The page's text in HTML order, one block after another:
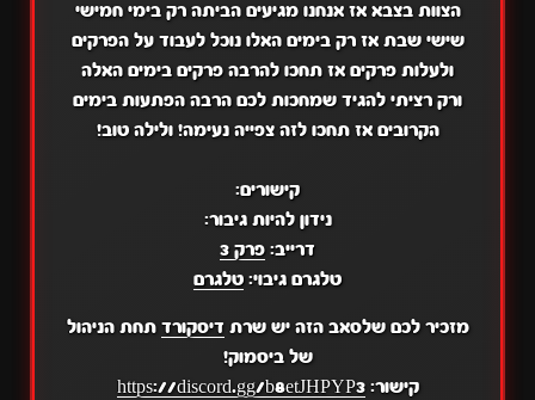
הצוות בצבא אז אנחנו מגיעים הביתה רק בימי חמישי
שישי שבת אז רק בימים האלו נוכל לעבוד על הפרקים
ולעלות פרקים אז תחכו להרבה פרקים בימים האלה
ורק רציתי להגיד שמחכות לכם הרבה הפתעות בימים
הקרובים אז תחכו לזה צפייה נעימה! ולילה טוב!
קישורים:
נידון להיות גיבור:
דרייב: פרק 3
טלגרם גיבוי:טלגרם
מזכיר לכם שלסאב הזה יש שרת דיסקורד תחת הניהול
של ביסמוק!
קישור:https://discord.gg/b8etJHPYP3